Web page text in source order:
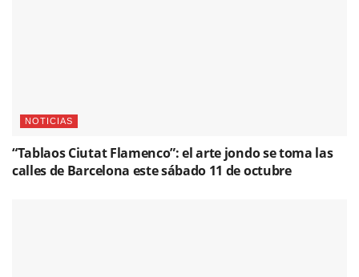
NOTICIAS
“Tablaos Ciutat Flamenco”: el arte jondo se toma las
calles de Barcelona este sábado 11 de octubre